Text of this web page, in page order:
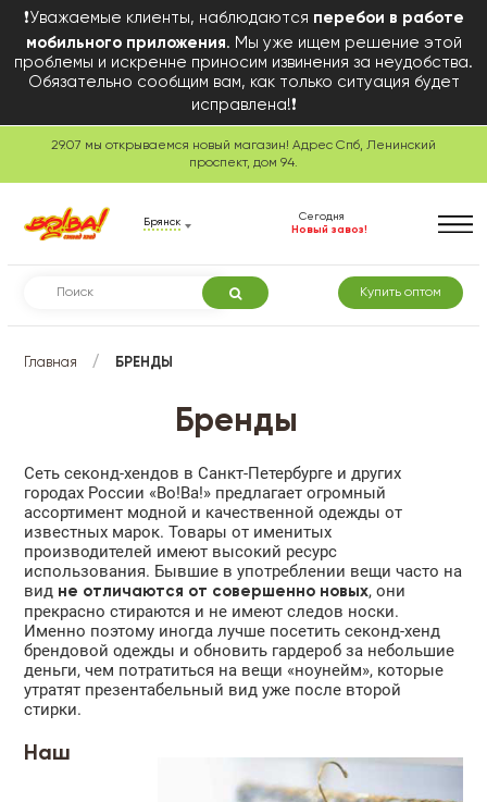
❗Уважаемые клиенты, наблюдаются перебои в работе
мобильного приложения. Мы уже ищем решение этой
проблемы и искренне приносим извинения за неудобства.
Обязательно сообщим вам, как только ситуация будет
исправлена!❗
29.07 мы открываемся новый магазин! Адрес Спб, Ленинский
проспект, дом 94.
Брянск
Сегодня
Новый завоз!
Купить оптом
Главная / БРЕНДЫ
Бренды
Сеть секонд-хендов в Санкт-Петербурге и других
городах России «Во!Ва!» предлагает огромный
ассортимент модной и качественной одежды от
известных марок. Товары от именитых
производителей имеют высокий ресурс
использования. Бывшие в употреблении вещи часто на
вид не отличаются от совершенно новых, они
прекрасно стираются и не имеют следов носки.
Именно поэтому иногда лучше посетить секонд-хенд
брендовой одежды и обновить гардероб за небольшие
деньги, чем потратиться на вещи «ноунейм», которые
утратят презентабельный вид уже после второй
стирки.
Наш